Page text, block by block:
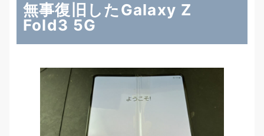
無事復旧したGalaxy Z
Fold3 5G